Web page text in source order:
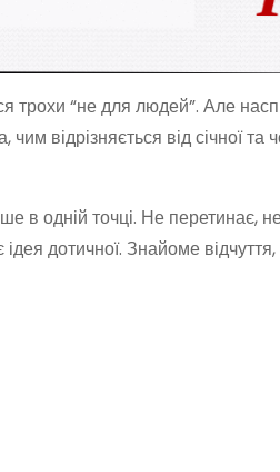
трохи “не для людей”. Але
відрізняється від січної та
в одній точці. Не перетинає,
дотичної. Знайоме